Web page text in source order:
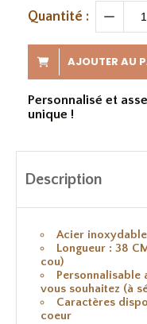
Quantité :
AJOUTER AU
Personnalisé et
unique !
Description
Acier
Longueur : 38
cou)
Personnalisable
vous souhaitez (à
Caractères
coeur